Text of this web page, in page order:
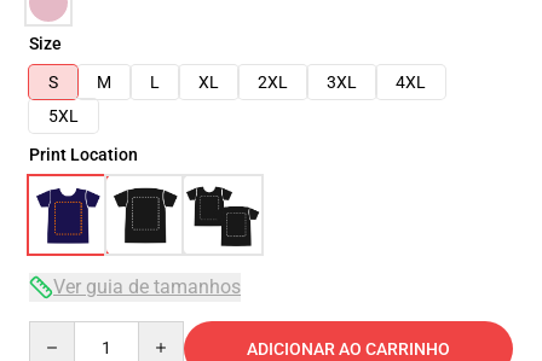
Size
S
M L XL 2XL 3XL
4XL
5XL
Print Location
Ver guia de tamanhos
ADICIONAR AO CARRINHO